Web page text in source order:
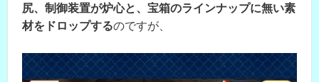
尻、制御装置が炉心と、宝箱のラインナップに無い素
材をドロップするのですが、